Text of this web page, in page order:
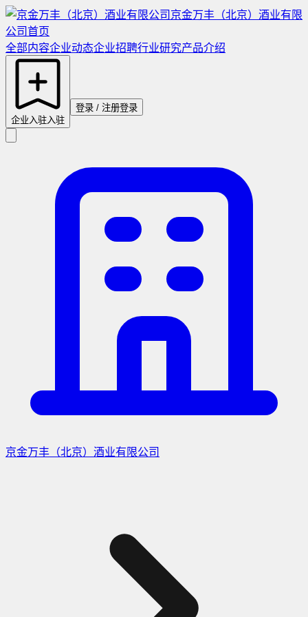
京金万丰（北京）酒业有限
公司首页
全部内容企业动态企业招聘行业研究产品介绍
企业入驻入驻
登录 / 注册登录
京金万丰（北京）酒业有限公司